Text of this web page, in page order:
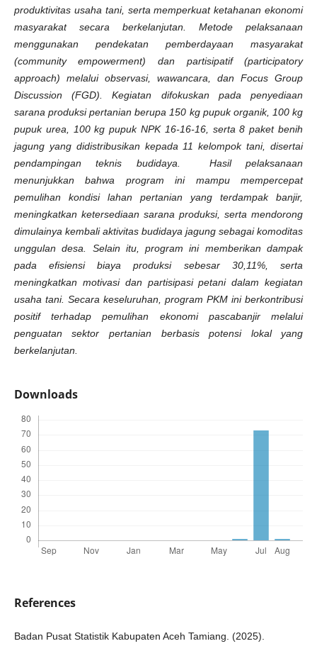
produktivitas usaha tani, serta memperkuat ketahanan ekonomi
masyarakat secara berkelanjutan. Metode pelaksanaan
menggunakan pendekatan pemberdayaan masyarakat
(community empowerment) dan partisipatif (participatory
approach) melalui observasi, wawancara, dan Focus Group
Discussion (FGD). Kegiatan difokuskan pada penyediaan
sarana produksi pertanian berupa 150 kg pupuk organik, 100 kg
pupuk urea, 100 kg pupuk NPK 16-16-16, serta 8 paket benih
jagung yang didistribusikan kepada 11 kelompok tani, disertai
pendampingan teknis budidaya. Hasil pelaksanaan
menunjukkan bahwa program ini mampu mempercepat
pemulihan kondisi lahan pertanian yang terdampak banjir,
meningkatkan ketersediaan sarana produksi, serta mendorong
dimulainya kembali aktivitas budidaya jagung sebagai komoditas
unggulan desa. Selain itu, program ini memberikan dampak
pada efisiensi biaya produksi sebesar 30,11%, serta
meningkatkan motivasi dan partisipasi petani dalam kegiatan
usaha tani. Secara keseluruhan, program PKM ini berkontribusi
positif terhadap pemulihan ekonomi pascabanjir melalui
penguatan sektor pertanian berbasis potensi lokal yang
berkelanjutan.
Downloads
References
Badan Pusat Statistik Kabupaten Aceh Tamiang. (2025).